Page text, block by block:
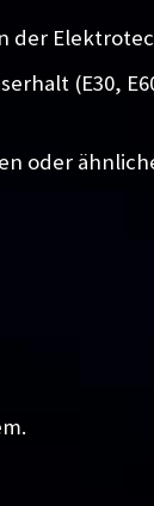
der
(E30,
oder